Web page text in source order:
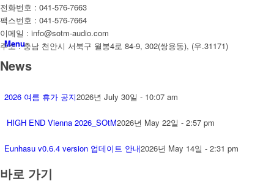
Menu
전화번호 : 041-576-7663
팩스번호 : 041-576-7664
이메일 : info@sotm-audio.com
주소 : 충남 천안시 서북구 월봉4로 84-9, 302(쌍용동), (우.31171)
News
2026 여름 휴가 공지2026년 July 30일 - 10:07 am
HIGH END Vienna 2026_SOtM2026년 May 22일 - 2:57 pm
Eunhasu v0.6.4 version 업데이트 안내2026년 May 14일 - 2:31 pm
바로 가기